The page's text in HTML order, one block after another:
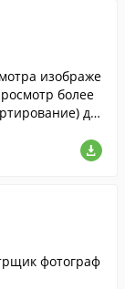
изображе
более
до
фотограф